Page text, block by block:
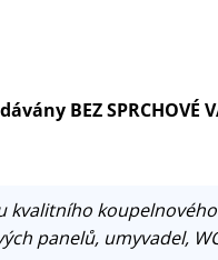
BEZ SPRCHOVÉ
kvalitního
panelů, umyvadel,